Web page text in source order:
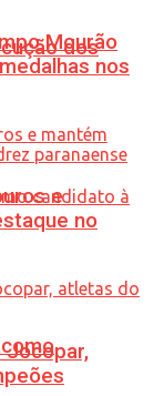
dos
Mourão
nos
e
no
Jocopar,